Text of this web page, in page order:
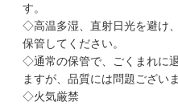
す。
◇高温多湿、直射日光を避け
保管してください。
◇通常の保管で、ごくまれに
ますが、品質には問題ござい
◇火気厳禁